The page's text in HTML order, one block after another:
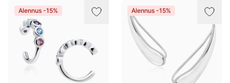
Alennus -15% Alennus -15%